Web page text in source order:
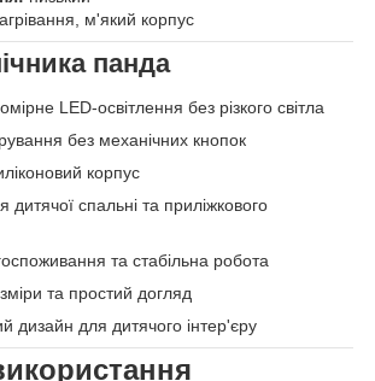
м'який корпус
панда
LED-освітлення без різкого світла
без механічних кнопок
корпус
дитячої спальні та приліжкового
та стабільна робота
та простий догляд
дизайн для дитячого інтер'єру